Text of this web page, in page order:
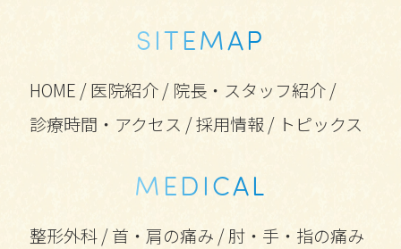
SITEMAP
HOME /医院紹介/ 院長・スタッフ紹介/
診療時間・アクセス /採用情報 / トピックス
MEDICAL
整形外科/首・肩の痛み /肘・手・指の痛み